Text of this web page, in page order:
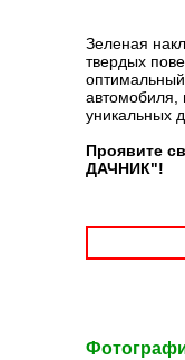
Зеленая
твердых
автомобиля,
уникальных
Проявите
ДАЧНИК"!